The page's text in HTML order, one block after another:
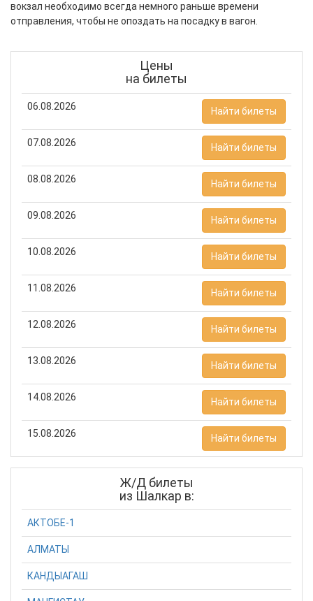
вокзал необходимо всегда немного раньше времени
отправления, чтобы не опоздать на посадку в вагон.
Цены
на билеты
06.08.2026 Найти билеты
07.08.2026 Найти билеты
08.08.2026 Найти билеты
09.08.2026 Найти билеты
10.08.2026 Найти билеты
11.08.2026 Найти билеты
12.08.2026 Найти билеты
13.08.2026 Найти билеты
14.08.2026 Найти билеты
15.08.2026 Найти билеты
Ж/Д билеты
из Шалкар в:
АКТОБЕ-1
АЛМАТЫ
КАНДЫАГАШ